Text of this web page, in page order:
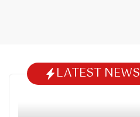
LATEST NEWS